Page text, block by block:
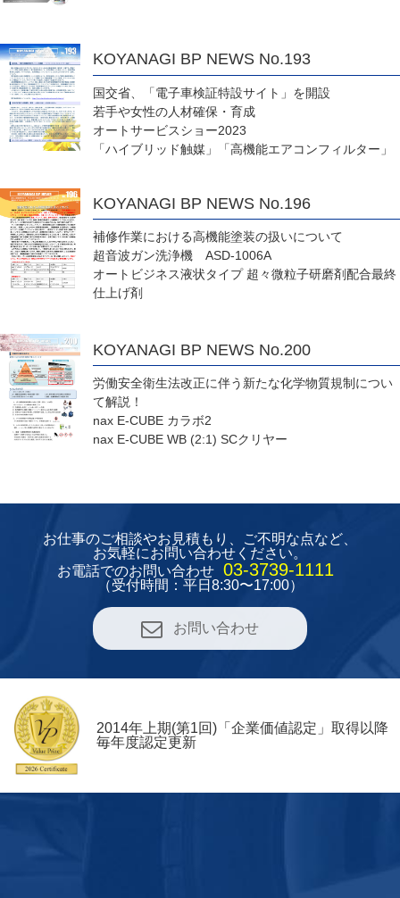
KOYANAGI BP NEWS No.193
国交省、「電子車検証特設サイト」を開設
若手や女性の人材確保・育成
オートサービスショー2023
「ハイブリッド触媒」「高機能エアコンフィルター」
KOYANAGI BP NEWS No.196
補修作業における高機能塗装の扱いについて
超音波ガン洗浄機 ASD-1006A
オートビジネス液状タイプ 超々微粒子研磨剤配合最終
仕上げ剤
KOYANAGI BP NEWS No.200
労働安全衛生法改正に伴う新たな化学物質規制につい
て解説！
nax E-CUBE カラボ2
nax E-CUBE WB (2:1) SCクリヤー
お仕事のご相談やお見積もり、
ご不明な点など、
お気軽にお問い合わせください。
お電話でのお問い合わせ 03-3739-1111
（受付時間：平日8:30〜17:00）
お問い合わせ
2014年上期(第1回)「企業価値認定」取得以降
毎年度認定更新